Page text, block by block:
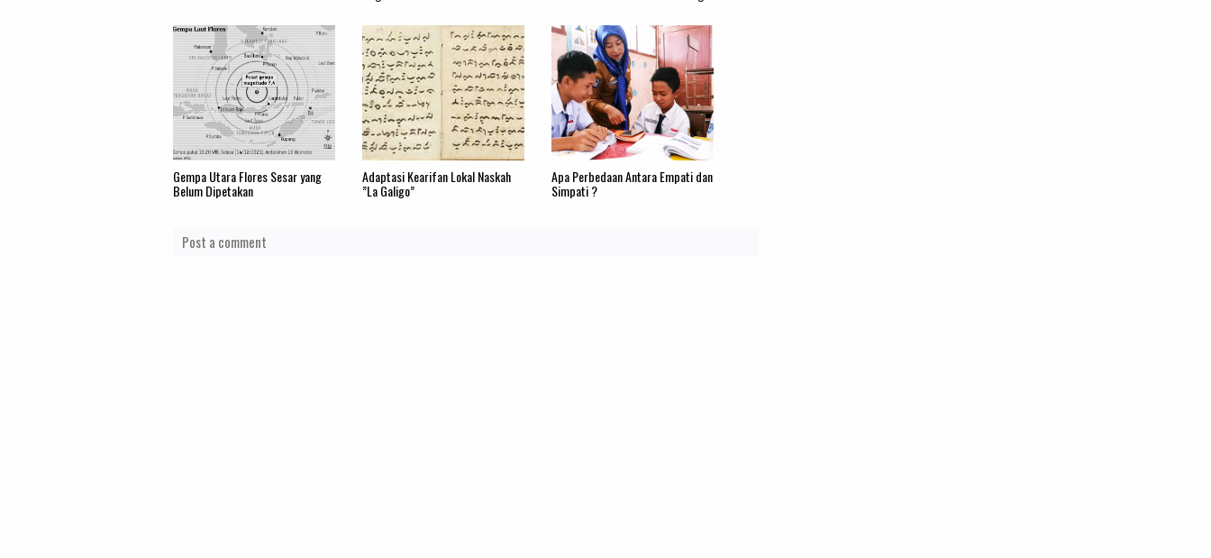
Gempa Utara Flores Sesar yang
Belum Dipetakan
Adaptasi Kearifan Lokal Naskah
”La Galigo”
Apa Perbedaan Antara Empati dan
Simpati ?
Post a comment